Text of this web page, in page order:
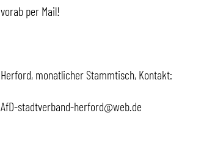
vorab per Mail!
Herford, monatlicher Stammtisch, Kontakt:
AfD-stadtverband-herford@web.de